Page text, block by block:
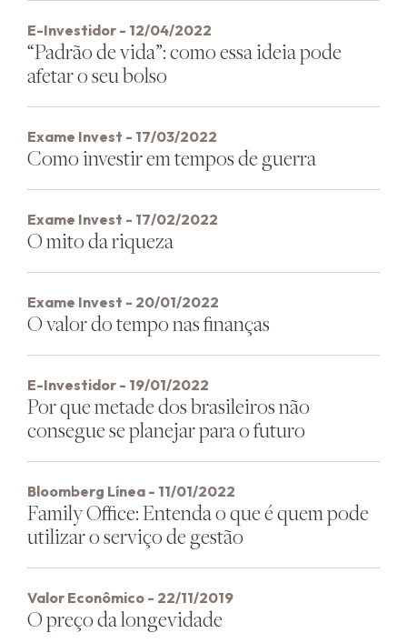
E-Investidor - 12/04/2022
“Padrão de vida”: como essa ideia pode
afetar o seu bolso
Exame Invest - 17/03/2022
Como investir em tempos de guerra
Exame Invest - 17/02/2022
O mito da riqueza
Exame Invest - 20/01/2022
O valor do tempo nas finanças
E-Investidor - 19/01/2022
Por que metade dos brasileiros não
consegue se planejar para o futuro
Bloomberg Línea - 11/01/2022
Family Office: Entenda o que é quem pode
utilizar o serviço de gestão
Valor Econômico - 22/11/2019
O preço da longevidade